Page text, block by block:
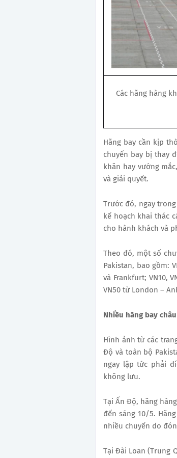
Các hãng hàng
Hãng bay cần kịp
chuyến bay bị thay
khăn hay vướng
và giải quyết.
Trước đó, ngay
kế hoạch khai thác
cho hành khách và
Theo đó, một số
Pakistan, bao gồm:
và Frankfurt; VN10,
VN50 từ London –
Nhiều hãng bay
Hình ảnh từ các
Độ và toàn bộ
ngay lập tức phải
không lưu.
Tại Ấn Độ, hãng
đến sáng 10/5.
nhiều chuyến do
Tại Đài Loan (Trung